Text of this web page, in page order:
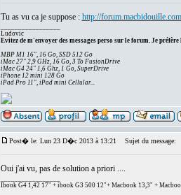
Tu as vu ca je suppose : http://
Ludovic
Evitez de m'envoyer des messages perso sur le forum. Je préfère
MBP M1 16", 16 Go, SSD 512 Go
iMac 27" 2,9 GHz, 16 Go, 3 To FusionDrive
iMac G4 24" 1,6 Ghz, 1 Go, SuperDrive
iPhone 12 mini 128 Go
iPad Pro 11", iPad mini Cellular...
Post� le: Lun 23 D�c 2013 à 13:21 Sujet du message:
Oui j'ai vu, pas de solution a priori ....
Ibook G4 1,42 17" + ibook G3 500 12"+ Macbook 13,3" +